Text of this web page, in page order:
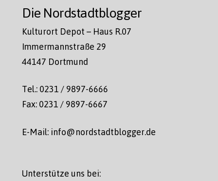
Die Nordstadtblogger
Kulturort Depot – Haus R.07
Immermannstraße 29
44147 Dortmund
Tel.: 0231 / 9897-6666
Fax: 0231 / 9897-6667
E-Mail: info@nordstadtblogger.de
Unterstütze uns bei: